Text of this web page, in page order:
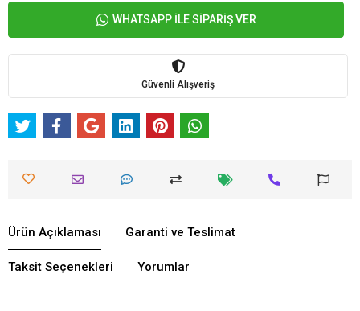
WHATSAPP İLE SİPARİŞ VER
Güvenli Alışveriş
Ürün Açıklaması Garanti ve Teslimat
Taksit Seçenekleri Yorumlar